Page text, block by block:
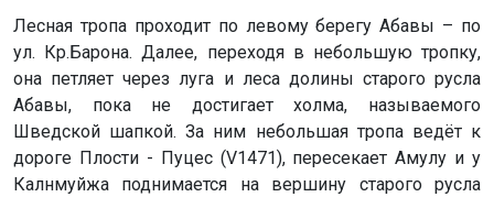
Лесная тропа проходит по левому берегу Абавы – по
ул. Кр.Барона. Далее, переходя в небольшую тропку,
она петляет через луга и леса долины старого русла
Абавы, пока не достигает холма, называемого
Шведской шапкой. За ним небольшая тропа ведёт к
дороге Плости - Пуцес (V1471), пересекает Амулу и у
Калнмуйжа поднимается на вершину старого русла